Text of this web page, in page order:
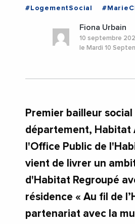
#LogementSocial
Fiona Urbain
10 septembre
le Mardi 10
Premier bailleur social
département, Habitat
l'Office Public de
vient de livrer un
d'Habitat Regroupé
résidence « Au fil de
partenariat avec la